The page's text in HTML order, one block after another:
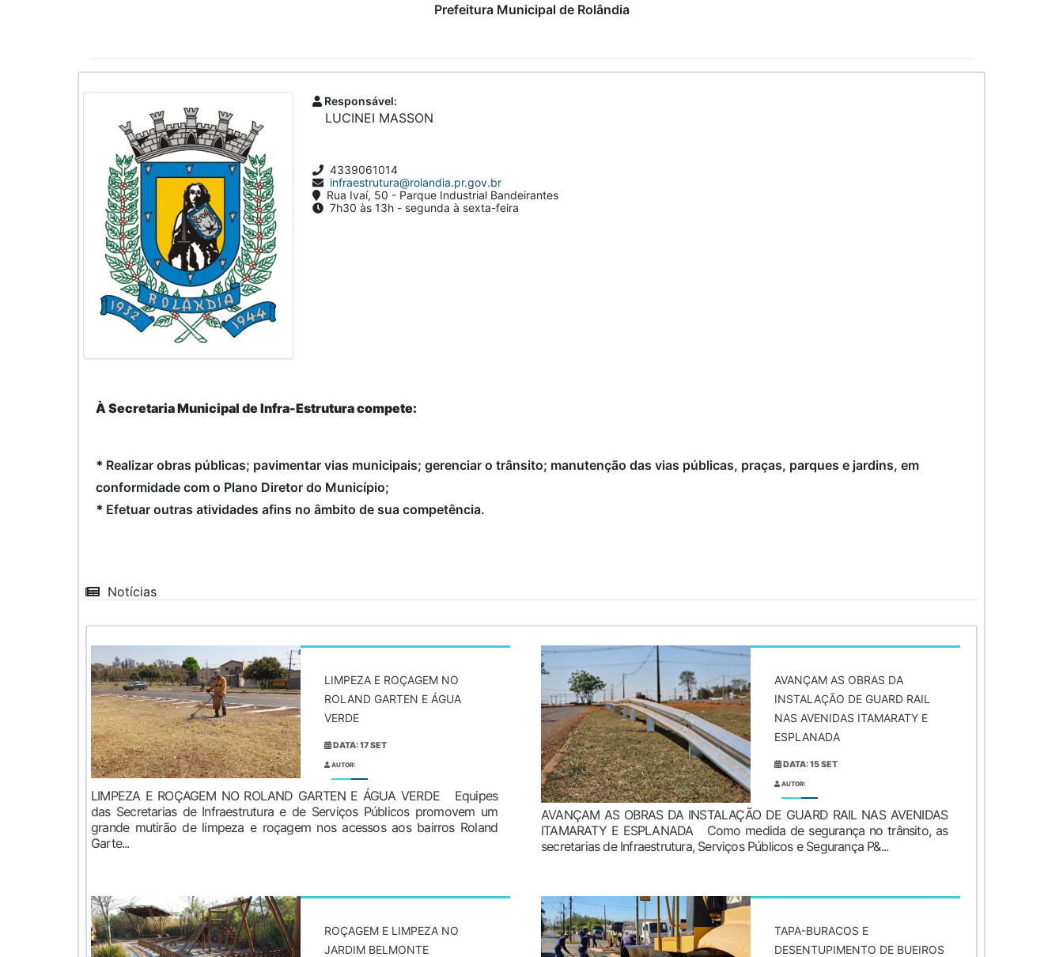
Prefeitura Municipal de Rolândia
Responsável:
LUCINEI MASSON
4339061014
infraestrutura@rolandia.pr.gov.br
Rua Ivaí, 50 - Parque Industrial Bandeirantes
7h30 às 13h - segunda à sexta-feira
À Secretaria Municipal de Infra-Estrutura compete:
* Realizar obras públicas; pavimentar vias municipais; gerenciar o trânsito; manutenção das vias públicas, praças, parques e jardins, em
conformidade com o Plano Diretor do Município;
* Efetuar outras atividades afins no âmbito de sua competência.
Notícias
LIMPEZA E ROÇAGEM NO
ROLAND GARTEN E ÁGUA
VERDE
DATA: 17 SET
AUTOR:
LIMPEZA E ROÇAGEM NO ROLAND GARTEN E ÁGUA VERDE Equipes
das Secretarias de Infraestrutura e de Serviços Públicos promovem um
grande mutirão de limpeza e roçagem nos acessos aos bairros Roland
Garte...
AVANÇAM AS OBRAS DA
INSTALAÇÃO DE GUARD RAIL
NAS AVENIDAS ITAMARATY E
ESPLANADA
DATA: 15 SET
AUTOR:
AVANÇAM AS OBRAS DA INSTALAÇÃO DE GUARD RAIL NAS AVENIDAS
ITAMARATY E ESPLANADA Como medida de segurança no trânsito, as
secretarias de Infraestrutura, Serviços Públicos e Segurança P&...
ROÇAGEM E LIMPEZA NO
JARDIM BELMONTE
TAPA-BURACOS E
DESENTUPIMENTO DE BUEIROS